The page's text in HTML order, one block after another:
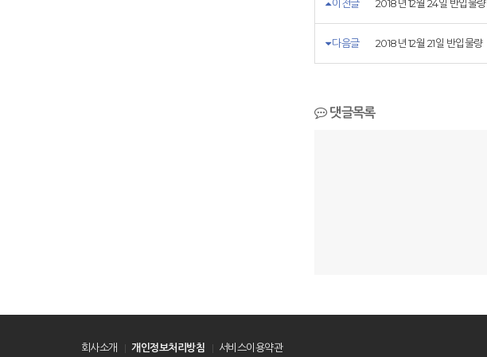
이전글 2018년 12월 24일 반입물량
다음글 2018년 12월 21일 반입물량
댓글목록
회사소개 개인정보처리방침 서비스이용약관